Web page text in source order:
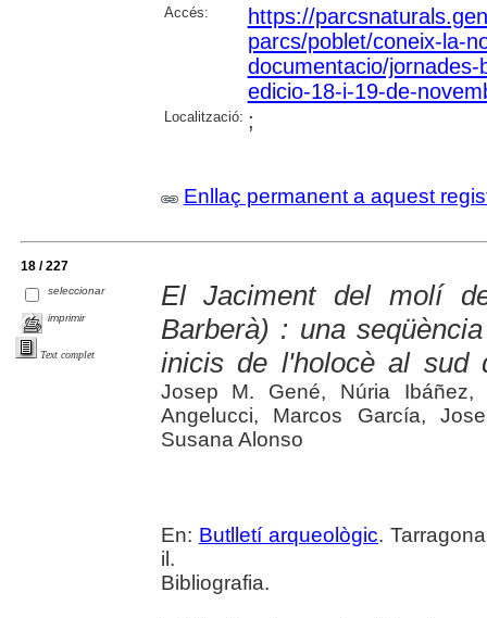
Accés:
https://
parcs/poblet/coneix-la-
documentacio/
edicio-18-i-19-de-
Localització: ;
Enllaç permanent a aquest
18 / 227
seleccionar
imprimir
Text complet
El Jaciment del molí
Barberà) : una
inicis de l'holocè al sud
Josep M. Gené, Núria Ibáñez,
Angelucci, Marcos García,
Susana Alonso
En: Butlletí arqueològic.
il.
Bibliografia.